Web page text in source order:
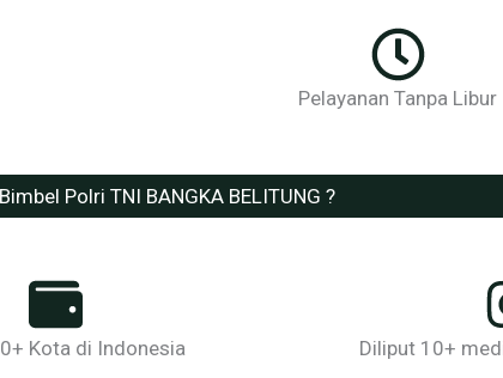
Pelayanan Tanpa Libur
Polri TNI BANGKA BELITUNG ?
Kota di Indonesia Diliput 10+